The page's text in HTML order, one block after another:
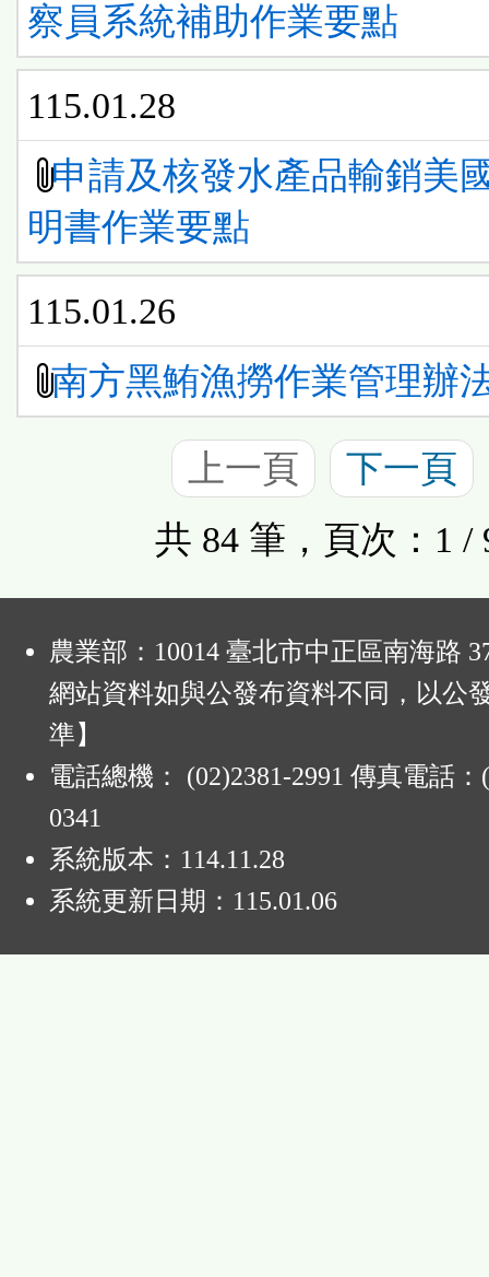
察員系統補助作業要點
115.01.28
申請及核發水產品輸銷美
明書作業要點
115.01.26
南方黑鮪漁撈作業管理辦
上一頁
下一頁
共 84 筆，頁次：1 /
農業部：10014 臺北市中正區南海路
網站資料如與公發布資料不同，以公
準】
電話總機： (02)2381-2991 傳真電話：
0341
系統版本： 114.11.28
系統更新日期： 115.01.06